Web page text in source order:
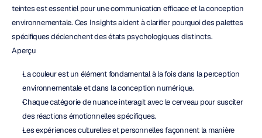
teintes est essentiel pour une communication efficace et la conception
environnementale. Ces Insights aident à clarifier pourquoi des palettes
spécifiques déclenchent des états psychologiques distincts.
Aperçu
La couleur est un élément fondamental à la fois dans la perception
environnementale et dans la conception numérique.
Chaque catégorie de nuance interagit avec le cerveau pour susciter
des réactions émotionnelles spécifiques.
Les expériences culturelles et personnelles façonnent la manière